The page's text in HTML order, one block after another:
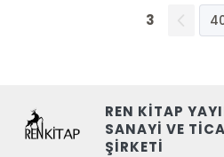
3
REN KİTAP
SANAYİ VE
ŞİRKETİ